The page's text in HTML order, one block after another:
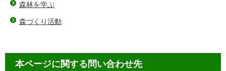
森林を学ぶ
森づくり活動
本ページに関する問い合わせ先